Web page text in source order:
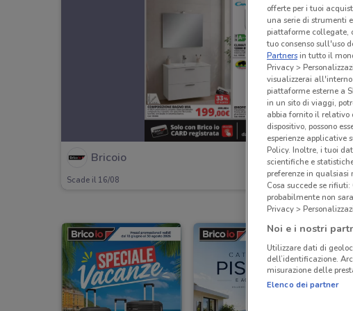
Bricoio
Scade il 16/08
offerte per i tuoi
una serie di strumenti
piattaforme collegate,
tuo consenso sull'uso
Partnersin tutto il
Privacy >
visualizzerai
piattaforme esterne a
in un sito di viaggi,
abbia fornito il relativo
dispositivo, possono
esperienze
Policy. Inoltre, i tuoi
scientifiche e
preferenze in qualsiasi
Cosa succede se
probabilmente non
Privacy >
Noi e i nostri
Utilizzare dati di
dell’identificazione.
misurazione delle
Elenco dei partner